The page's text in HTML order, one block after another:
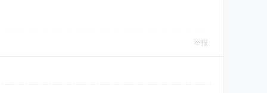
举报